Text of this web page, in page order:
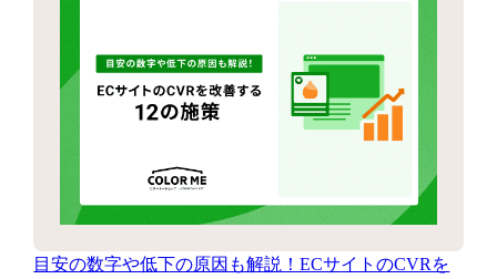
目安の数字や低下の原因も解説！ECサイトのCVRを